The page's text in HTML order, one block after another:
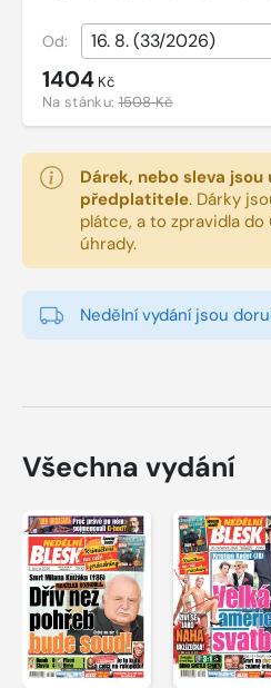
Od:
1404 Kč
Na stánku:1508 Kč
Dárek, nebo sleva
předplatitele. Dárky
plátce, a to zpravidla
úhrady.
Nedělní vydání jsou
Všechna vydání